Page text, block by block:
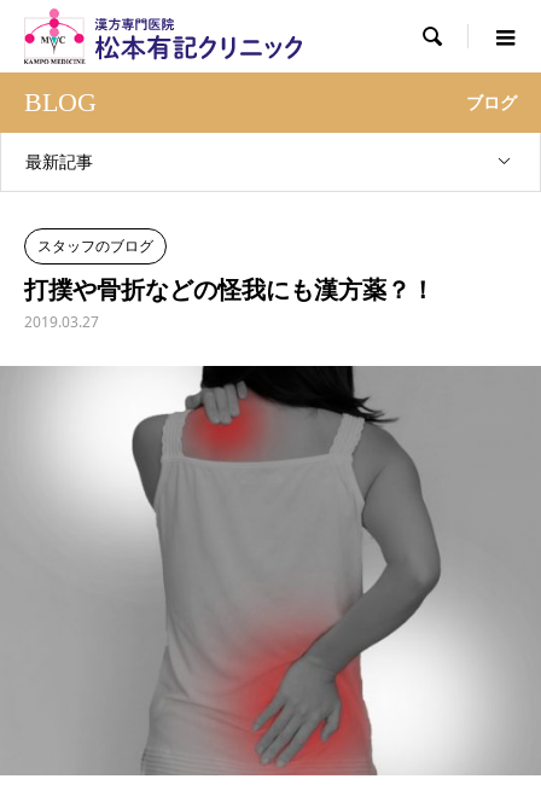

BLOG ブログ
最新記事
スタッフのブログ
打撲や骨折などの怪我にも漢方薬？！
2019.03.27